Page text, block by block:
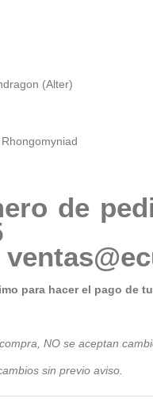
(Alter)
de
para hacer el pago de
NO se aceptan
sin previo aviso.